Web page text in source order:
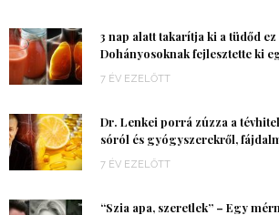
3 nap alatt takarítja ki a tüdőd ez
Dohányosoknak fejlesztette ki
7 ÉV EZELŐTT
Dr. Lenkei porrá zúzza a
sóról és gyógyszerekről,
7 ÉV EZELŐTT
“Szia apa, szeretlek” – Egy